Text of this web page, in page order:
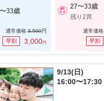
33歳
通常価格3,500円
早割 3,000円
27〜33歳
残り2席
通常価格
早割
9/13(日)
16:00〜17:30